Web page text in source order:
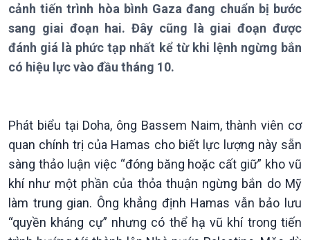
Giới thiệu
Thời sự
Thời sự 6h
Thời sự 12h
Bản tin
Chuyên mục
Theo dòng Thời sự
cảnh tiến trình hòa bình Gaza đang chuẩn bị bước
sang giai đoạn hai. Đây cũng là giai đoạn được
đánh giá là phức tạp nhất kể từ khi lệnh ngừng bắn
có hiệu lực vào đầu tháng 10.
Phát biểu tại Doha, ông Bassem Naim, thành viên cơ
quan chính trị của Hamas cho biết lực lượng này sẵn
sàng thảo luận việc “đóng băng hoặc cất giữ” kho vũ
khí như một phần của thỏa thuận ngừng bắn do Mỹ
làm trung gian. Ông khẳng định Hamas vẫn bảo lưu
“quyền kháng cự” nhưng có thể hạ vũ khí trong tiến